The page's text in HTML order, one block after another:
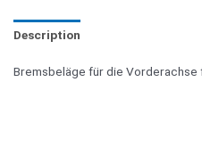
Description
Bremsbeläge für die Vorderachse